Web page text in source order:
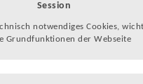
Session
notwendiges Cookies,
Grundfunktionen der Webseite